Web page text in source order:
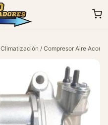
Climatización / Compresor Aire